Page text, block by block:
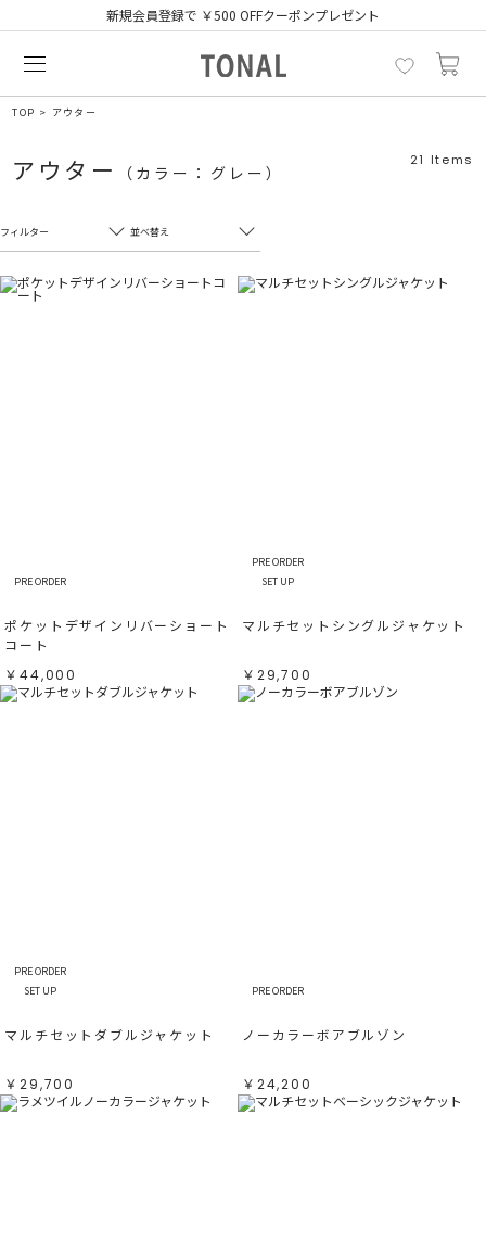
新規会員登録で ￥500 OFFクーポンプレゼント
TOP アウター
アウター （カラー：グレー）
21 Items
フィルター
フリーワード
オレンジ
イエロー
パープル パープル
レッド
ピンク
リセット
並べ替え
売れ筋順
PRE ORDER
ポケットデザインリバーショート
コート
￥44,000
PRE ORDER
SET UP
マルチセットシングルジャケット
￥29,700
PRE ORDER
SET UP
マルチセットダブルジャケット
￥29,700
PRE ORDER
ノーカラーボアブルゾン
￥24,200